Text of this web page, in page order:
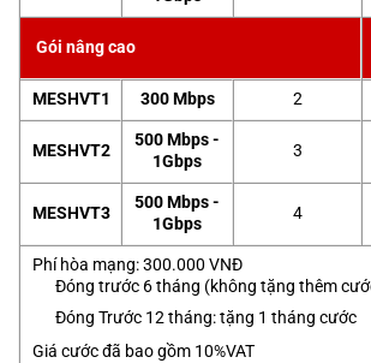
Gói nâng cao
MESHVT1
300 Mbps 2
MESHVT2
500 Mbps -
1Gbps
3
MESHVT3
500 Mbps -
1Gbps
4
Phí hòa mạng: 300.000 VNĐ
Đóng trước 6 tháng (không tặng thêm
Đóng Trước 12 tháng: tặng 1 tháng cước
Giá cước đã bao gồm 10%VAT